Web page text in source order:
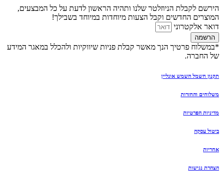
הירשם לקבלת הניוזלטר שלנו ותהיה הראשון לדעת על כל המבצעים,
המוצרים החדשים וקבל הצעות מיוחדות במיוחד בשבילך!
דואר אלקטרוני
הרשמה
*במשלוח פרטיך הנך מאשר קבלת פניות שיווקיות ולהכלל במאגר המידע
של החברה.
תקנון חשמל השמש אונליין
משלוחים והחזרות
מדיניות הפרטיות
ביטול עסקה
אחריות
הצהרת נגישות